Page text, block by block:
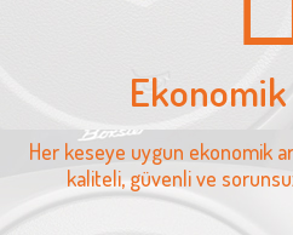
Her keseye uygun ekonomik
kaliteli, güvenli ve